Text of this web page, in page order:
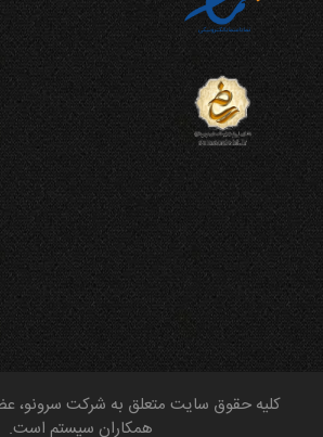
کلیه حقوق سایت متعلق به شرکت سرونو،
همکاران سیستم است.